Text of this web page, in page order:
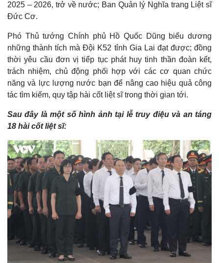
2025 – 2026, trở về nước; Ban Quản lý Nghĩa trang Liệt sĩ
Đức Cơ.
Phó Thủ tướng Chính phủ Hồ Quốc Dũng biểu dương
những thành tích mà Đội K52 tỉnh Gia Lai đạt được; đồng
thời yêu cầu đơn vị tiếp tục phát huy tinh thần đoàn kết,
trách nhiệm, chủ động phối hợp với các cơ quan chức
năng và lực lượng nước bạn để nâng cao hiệu quả công
tác tìm kiếm, quy tập hài cốt liệt sĩ trong thời gian tới.
Sau đây là một số hình ảnh tại lễ truy điệu và an táng
18 hài cốt liệt sĩ: